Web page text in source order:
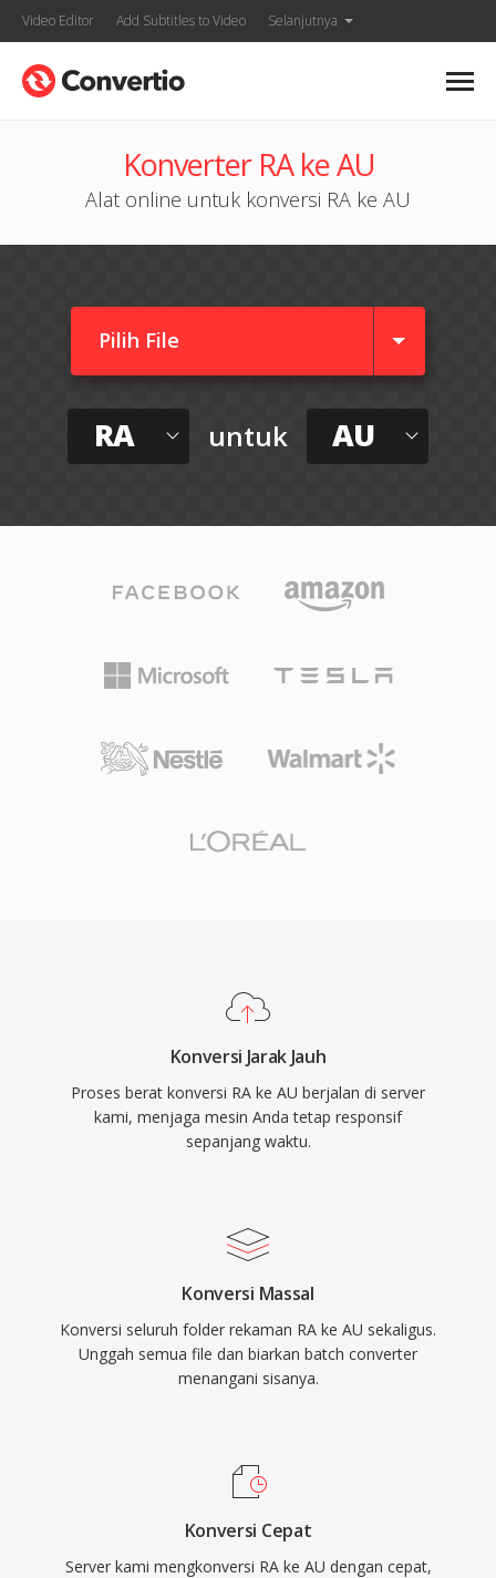
Video Editor Add Subtitles to Video Selanjutnya
Konverter RA ke AU
Alat online untuk konversi RA ke AU
Pilih File
RA untuk AU
Konversi Jarak Jauh
Proses berat konversi RA ke AU berjalan di server
kami, menjaga mesin Anda tetap responsif
sepanjang waktu.
Konversi Massal
Konversi seluruh folder rekaman RA ke AU sekaligus.
Unggah semua file dan biarkan batch converter
menangani sisanya.
Konversi Cepat
Server kami mengkonversi RA ke AU dengan cepat,